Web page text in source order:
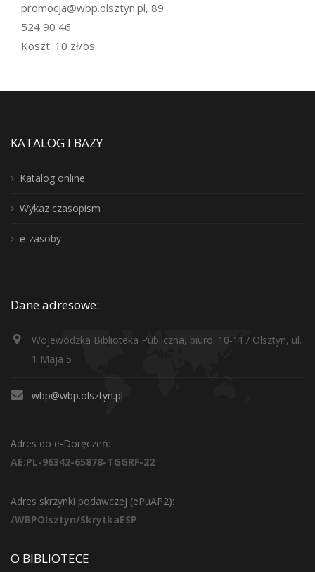
promocja@wbp.olsztyn.pl, 89
524 90 46
Koszt: 10 zł/os.
KATALOG I BAZY
Katalog online
Wykaz czasopism
e-zasoby
Dane adresowe:
Wojewódzka Biblioteka Publiczna, biuro: 10-117 Olsztyn, ul.
1 Maja 5
wbp@wbp.olsztyn.pl
Adres do e-Doręczeń:
AE:PL-96342-65878-TGGRF-22
Adres skrzynki podawczej (ePuAP2):
/WBPOlsztyn/SkrytkaESP
O BIBLIOTECE